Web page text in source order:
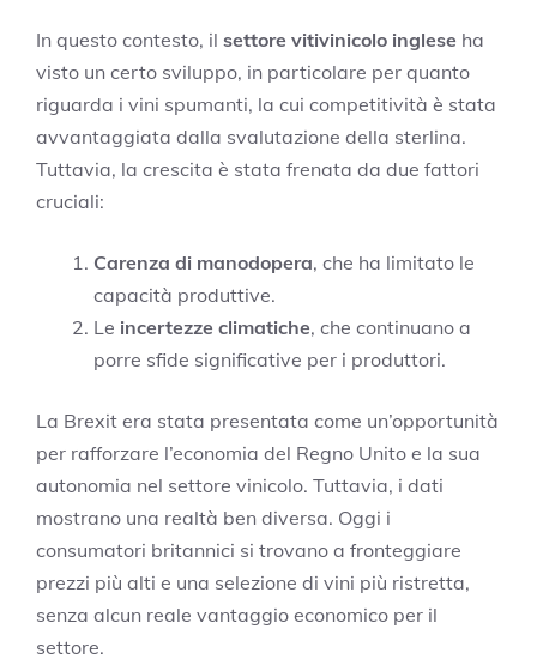
In questo contesto, il settore vitivinicolo inglese ha
visto un certo sviluppo, in particolare per quanto
riguarda i vini spumanti, la cui competitività è stata
avvantaggiata dalla svalutazione della sterlina.
Tuttavia, la crescita è stata frenata da due fattori
cruciali:
Carenza di manodopera, che ha limitato le
capacità produttive.
Le incertezze climatiche, che continuano a
porre sfide significative per i produttori.
La Brexit era stata presentata come un’opportunità
per rafforzare l’economia del Regno Unito e la sua
autonomia nel settore vinicolo. Tuttavia, i dati
mostrano una realtà ben diversa. Oggi i
consumatori britannici si trovano a fronteggiare
prezzi più alti e una selezione di vini più ristretta,
senza alcun reale vantaggio economico per il
settore.